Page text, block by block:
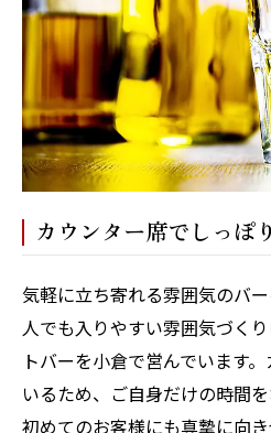
カウンター席でしっぽ
気軽に立ち寄れる雰囲気のバ
人でも入りやすい雰囲気づく
トバーを小倉で営んでいます
いるため、ご自身だけの時間
初めてのお客様にも真摯に向